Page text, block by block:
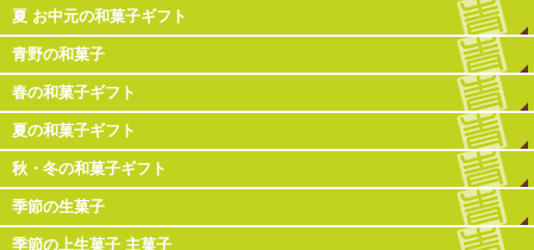
夏 お中元の和菓子ギフト
青野の和菓子
春の和菓子ギフト
夏の和菓子ギフト
秋・冬の和菓子ギフト
季節の生菓子
季節の上生菓子 主菓子